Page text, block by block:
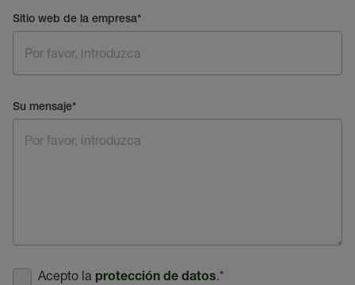
Sitio web de la empresa*
Su mensaje*
Acepto la protección de datos.*